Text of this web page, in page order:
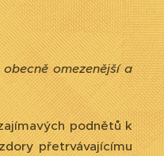
omezenější a
podnětů k
přetrvávajícímu